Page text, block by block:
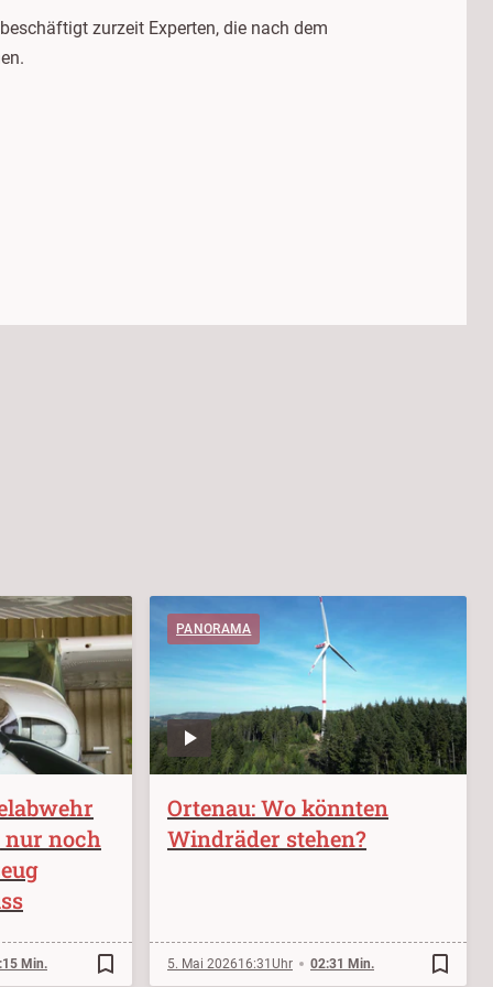
zurzeit Experten, die nach dem
noch
Min. bookmark_border
PANORAMA
Ortenau: Wo könnten
Windräder stehen?
5. Mai 202616:31 02:31 Min. bookmark_border